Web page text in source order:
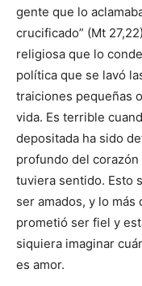
gente que lo
crucificado” (Mt
religiosa que lo
política que se lavó
traiciones pequeñas
vida. Es terrible
depositada ha sido
profundo del
tuviera sentido. Esto
ser amados, y lo
prometió ser fiel y
siquiera imaginar
es amor.